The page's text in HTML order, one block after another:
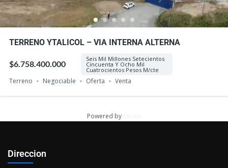
TERRENO YTALICOL – VIA INTERNA ALTERNA
$6.758.400.000
Seis Mil Millones Setecientos
Cincuenta Y Ocho Mil
Cuatrocientos Pesos M/cte
Terreno Negociable Oferta Venta
Powered by
Direccion